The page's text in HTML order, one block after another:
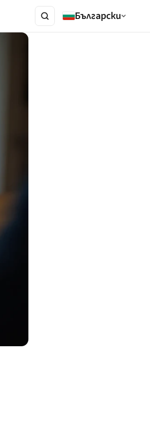
Български